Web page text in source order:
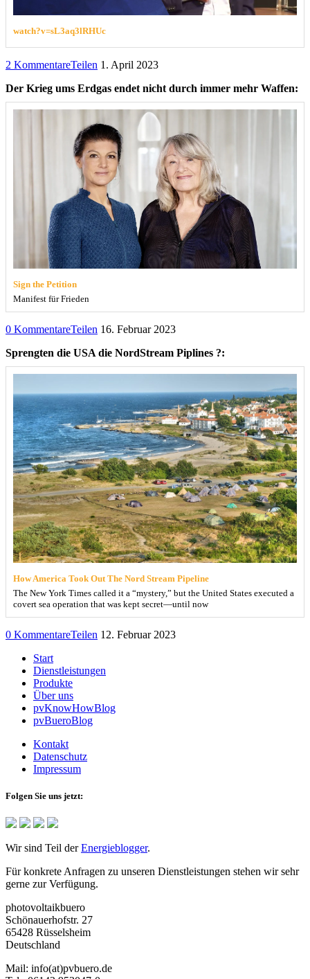
watch?v=sL3aq3lRHUc
2 KommentareTeilen 1. April 2023
Der Krieg ums Erdgas endet nicht durch immer mehr Waffen:
Sign the Petition
Manifest für Frieden
0 KommentareTeilen 16. Februar 2023
Sprengten die USA die NordStream Piplines ?:
How America Took Out The Nord Stream Pipeline
The New York Times called it a “mystery,” but the United States executed a
covert sea operation that was kept secret—until now
0 KommentareTeilen 12. Februar 2023
Start
Dienstleistungen
Produkte
Über uns
pvKnowHowBlog
pvBueroBlog
Kontakt
Datenschutz
Impressum
Folgen Sie uns jetzt:
Wir sind Teil derEnergieblogger.
Für konkrete Anfragen zu unseren Dienstleistungen stehen wir sehr
gerne zur Verfügung.
photovoltaikbuero
Schönauerhofstr. 27
65428 Rüsselsheim
Deutschland
Mail: info(at)pvbuero.de